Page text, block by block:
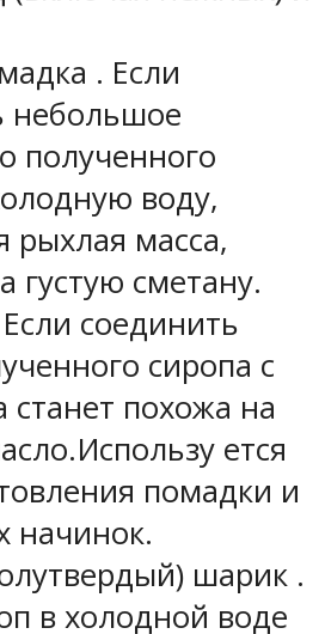
. Если
небольшое
полученного
воду,
рыхлая масса,
густую сметану.
соединить
сиропа с
станет похожа на
ется
помадки и
начинок.
шарик .
в холодной воде